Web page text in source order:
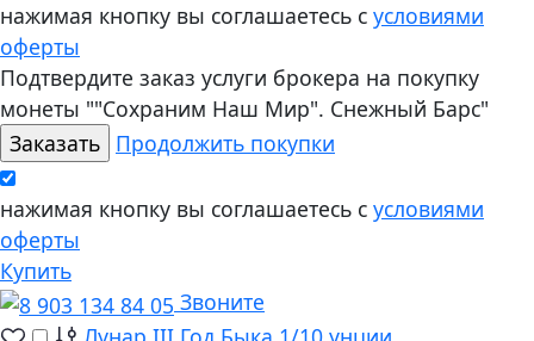
нажимая кнопку вы соглашаетесь с условиями
оферты
Подтвердите заказ услуги брокера на покупку
монеты ""Сохраним Наш Мир". Снежный Барс"
Продолжить покупки
нажимая кнопку вы соглашаетесь с условиями
оферты
Купить
Звоните